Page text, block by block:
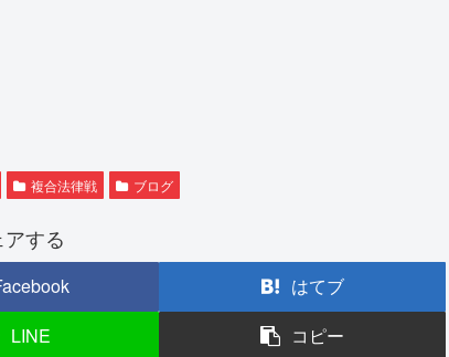
複合法律戦 ブログ
アする
はてブ
LINE コピー